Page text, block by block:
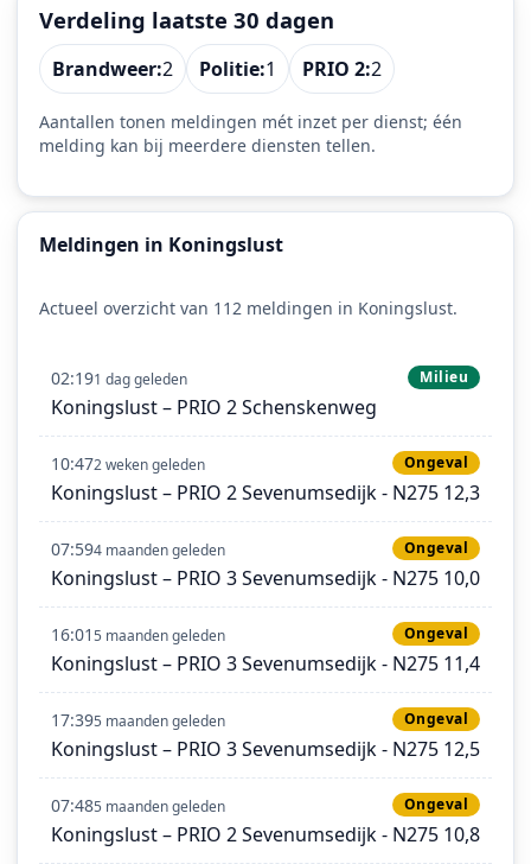
Verdeling laatste 30 dagen
Brandweer:2 Politie:1 PRIO 2:2
Aantallen tonen meldingen mét inzet per dienst; één
melding kan bij meerdere diensten tellen.
Meldingen in Koningslust
Actueel overzicht van 112 meldingen in Koningslust.
02:191 dag geleden Milieu
Koningslust – PRIO 2 Schenskenweg
10:472 weken geleden Ongeval
Koningslust – PRIO 2 Sevenumsedijk - N275 12,3
07:594 maanden geleden Ongeval
Koningslust – PRIO 3 Sevenumsedijk - N275 10,0
16:015 maanden geleden Ongeval
Koningslust – PRIO 3 Sevenumsedijk - N275 11,4
17:395 maanden geleden Ongeval
Koningslust – PRIO 3 Sevenumsedijk - N275 12,5
07:485 maanden geleden Ongeval
Koningslust – PRIO 2 Sevenumsedijk - N275 10,8